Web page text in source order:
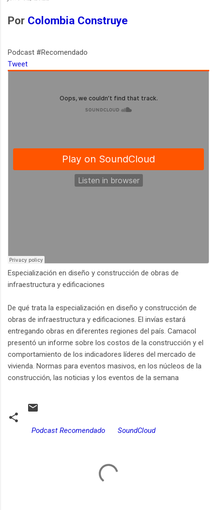
Por Colombia Construye
Podcast #Recomendado
Tweet
Especialización en diseño y construcción de obras de
infraestructura y edificaciones
De qué trata la especialización en diseño y construcción de
obras de infraestructura y edificaciones. El invías estará
entregando obras en diferentes regiones del país. Camacol
presentó un informe sobre los costos de la construcción y el
comportamiento de los indicadores líderes del mercado de
vivienda. Normas para eventos masivos, en los núcleos de la
construcción, las noticias y los eventos de la semana
Podcast Recomendado SoundCloud